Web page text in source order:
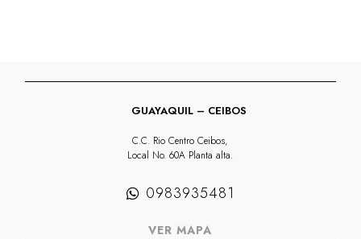
GUAYAQUIL – CEIBOS
C.C. Rio Centro Ceibos,
Local No. 60A Planta alta.
0983935481
VER MAPA